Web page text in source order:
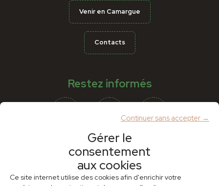
Gérer le
consentement
aux cookies
Ce site internet utilise des cookies afin d'enrichir votre
Continuer sans accepter →
Venir en Camargue
Contacts
Restez informés
Partenaires